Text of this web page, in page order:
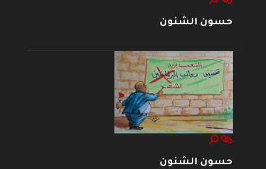
حسون الشنون
حسون الشنون